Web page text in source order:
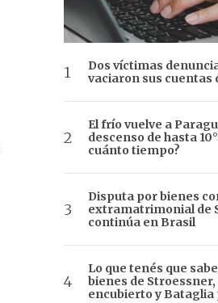
Dos víctimas
vaciaron sus cuentas
El frío vuelve a
descenso de hasta
cuánto tiempo?
Disputa por bienes
extramatrimonial de
continúa en Brasil
Lo que tenés que
bienes de
encubierto y